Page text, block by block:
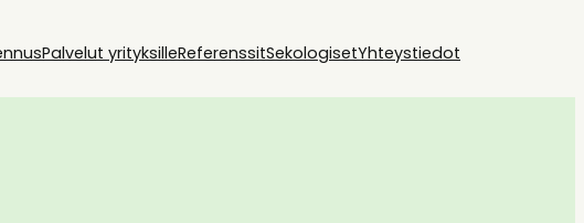
Palvelut yrityksilleReferenssitSekologisetYhteystiedot